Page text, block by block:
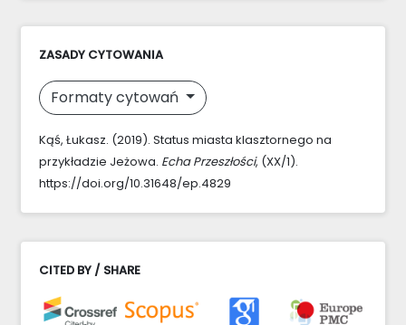
ZASADY CYTOWANIA
Formaty cytowań
Kąś, Łukasz. (2019). Status miasta klasztornego na
przykładzie Jeżowa. Echa Przeszłości, (XX/1).
https://doi.org/10.31648/ep.4829
CITED BY / SHARE